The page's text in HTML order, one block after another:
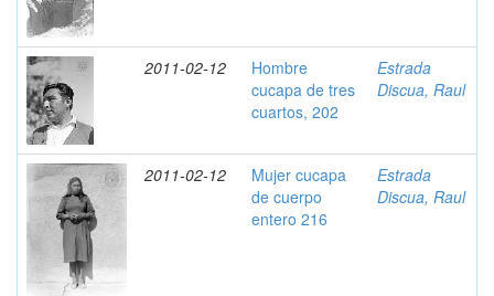
2011-02-12
Hombre
cucapa de tres
cuartos, 202
Estrada
Discua, Raul
2011-02-12
Mujer cucapa
de cuerpo
entero 216
Estrada
Discua, Raul